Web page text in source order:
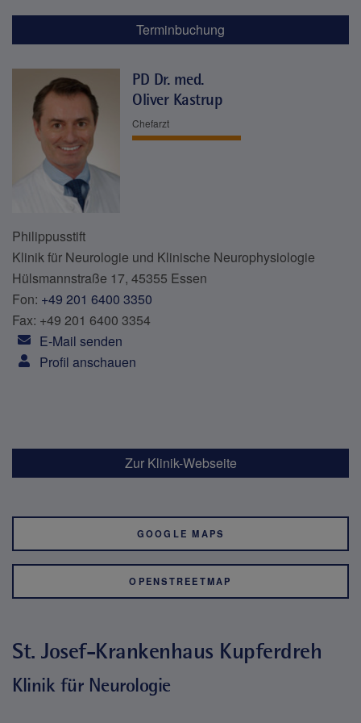
Terminbuchung
PD Dr. med.
Oliver Kastrup
Chefarzt
Philippusstift
Klinik für Neurologie und Klinische Neurophysiologie
Hülsmannstraße 17, 45355 Essen
Fon: +49 201 6400 3350
Fax: +49 201 6400 3354
E-Mail senden
Profil anschauen
Zur Klinik-Webseite
GOOGLE MAPS
OPENSTREETMAP
St. Josef-Krankenhaus Kupferdreh
Klinik für Neurologie